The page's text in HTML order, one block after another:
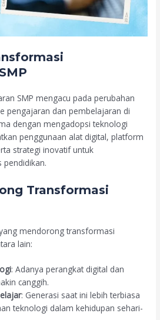
SMP mengacu pada perubahan
pengajaran dan pembelajaran di
dengan mengadopsi teknologi
penggunaan alat digital, platform
strategi inovatif untuk
pendidikan.
Transformasi
mendorong transformasi
lain:
: Adanya perangkat digital dan
canggih.
: Generasi saat ini lebih terbiasa
teknologi dalam kehidupan sehari-